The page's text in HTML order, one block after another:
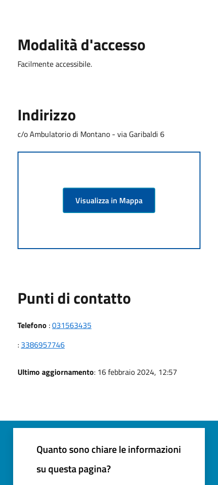
Modalità d'accesso
Facilmente accessibile.
Indirizzo
c/o Ambulatorio di Montano - via Garibaldi 6
Visualizza in Mappa
Punti di contatto
Telefono :031563435
: 3386957746
Ultimo aggiornamento: 16 febbraio 2024, 12:57
Quanto sono chiare le informazioni
su questa pagina?